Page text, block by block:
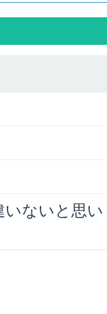
いないと思い